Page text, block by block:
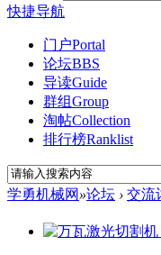
快捷导航
门户Portal
论坛BBS
导读Guide
群组Group
淘帖Collection
排行榜Ranklist
学勇机械网 »论坛 › 交流